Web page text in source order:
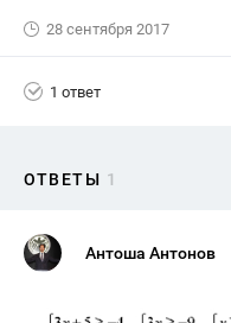
28 сентября 2017
1 ответ
ОТВЕТЫ 1
Антоша Антонов